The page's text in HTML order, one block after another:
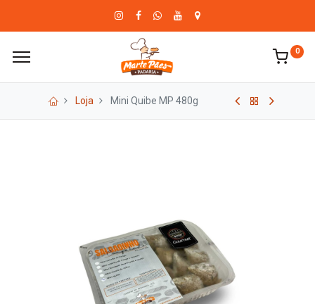
0
Loja Mini Quibe MP 480g